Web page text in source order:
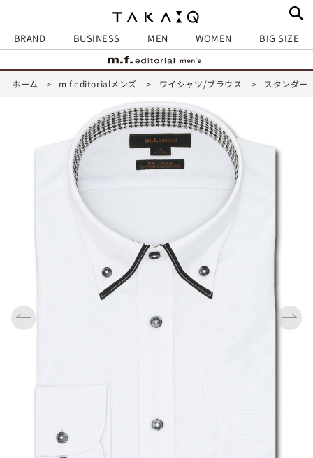
BRAND BUSINESS MEN WOMEN BIG SIZE
ホーム > m.f.editorialメンズ > ワイシャツ/ブラウス > スタンダー